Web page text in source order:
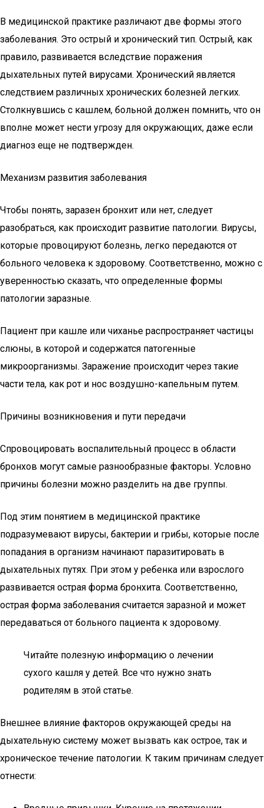
В медицинской практике различают две формы этого
заболевания. Это острый и хронический тип. Острый, как
правило, развивается вследствие поражения
дыхательных путей вирусами. Хронический является
следствием различных хронических болезней легких.
Столкнувшись с кашлем, больной должен помнить, что он
вполне может нести угрозу для окружающих, даже если
диагноз еще не подтвержден.
Механизм развития заболевания
Чтобы понять, заразен бронхит или нет, следует
разобраться, как происходит развитие патологии. Вирусы,
которые провоцируют болезнь, легко передаются от
больного человека к здоровому. Соответственно, можно с
уверенностью сказать, что определенные формы
патологии заразные.
Пациент при кашле или чиханье распространяет частицы
слюны, в которой и содержатся патогенные
микроорганизмы. Заражение происходит через такие
части тела, как рот и нос воздушно-капельным путем.
Причины возникновения и пути передачи
Спровоцировать воспалительный процесс в области
бронхов могут самые разнообразные факторы. Условно
причины болезни можно разделить на две группы.
Под этим понятием в медицинской практике
подразумевают вирусы, бактерии и грибы, которые после
попадания в организм начинают паразитировать в
дыхательных путях. При этом у ребенка или взрослого
развивается острая форма бронхита. Соответственно,
острая форма заболевания считается заразной и может
передаваться от больного пациента к здоровому.
Читайте полезную информацию о лечении
сухого кашля у детей. Все что нужно знать
родителям в этой статье.
Внешнее влияние факторов окружающей среды на
дыхательную систему может вызвать как острое, так и
хроническое течение патологии. К таким причинам следует
отнести: